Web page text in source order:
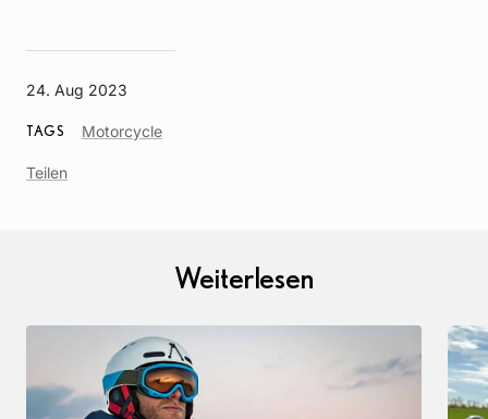
24. Aug 2023
TAGS MotorcycleArticle
Teilen
Weiterlesen